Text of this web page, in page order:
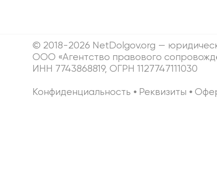
© 2018-2026 NetDolgov.org —
ООО «Агентство правового
ИНН 7743868819, ОГРН 1127747111030
Конфиденциальность ⦁ Реквизиты ⦁